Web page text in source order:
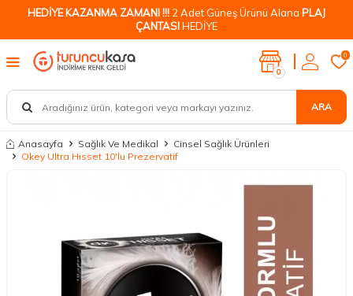
HEDİYE KAZANMA ZAMANI !!! 2 Adet Güneş Ürünü Alana PLAJ
ÇANTASIHEDİYE
ARA
0
0
Anasayfa Sağlık Ve Medikal
Cinsel Sağlık Ürünleri
Okey Ultra Hisset 10'lu Prezervatif